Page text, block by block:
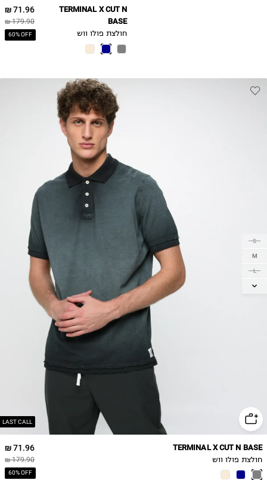
71.96 ₪
179.90 ₪
60% OFF
TERMINAL X CUT N
BASE
חולצת פולו ווש
LAST CALL
S
M
L
XL
71.96 ₪
179.90 ₪
60% OFF
TERMINAL X CUT N BASE
חולצת פולו ווש